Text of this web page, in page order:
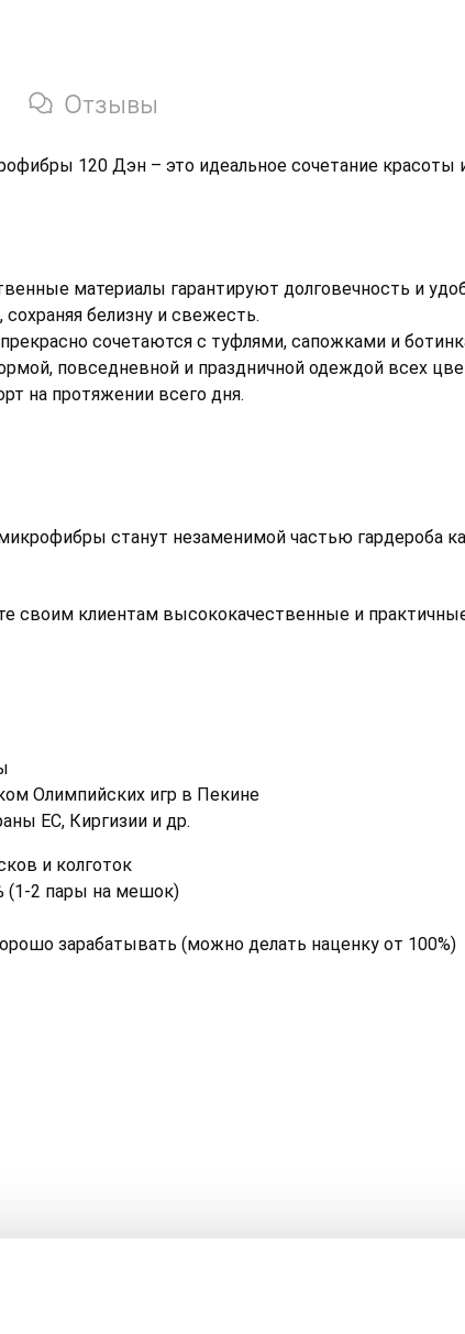
Отзывы
120 Дэн – это идеальное сочетание красоты
материалы гарантируют долговечность и
белизну и свежесть.
сочетаются с туфлями, сапожками и
повседневной и праздничной одеждой всех
на протяжении всего дня.
станут незаменимой частью гардероба
своим клиентам высококачественные и
Олимпийских игр в Пекине
ЕС, Киргизии и др.
и колготок
(1-2 пары на мешок)
зарабатывать (можно делать наценку от 100%)